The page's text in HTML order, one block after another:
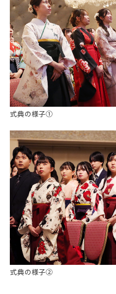
式典の様子①
式典の様子②